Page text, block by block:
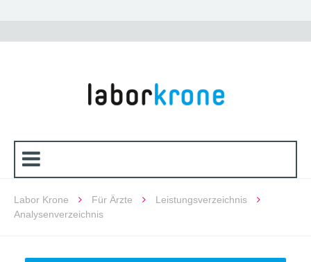
Labor Krone Für Ärzte
Leistungsverzeichnis
Analysenverzeichnis